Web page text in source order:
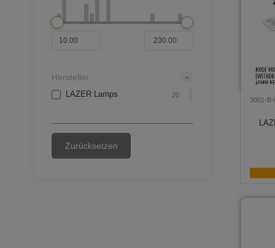
Hersteller
LAZER Lamps 20
3001-B-